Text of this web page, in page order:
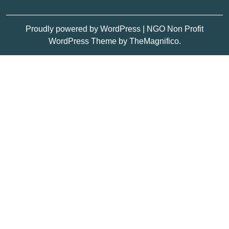
Proudly powered by WordPress
NGO Non Profit
WordPress Theme by TheMagnifico.